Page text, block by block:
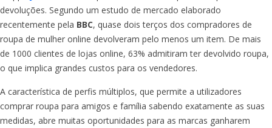
devoluções. Segundo um estudo de mercado elaborado
recentemente pela BBC, quase dois terços dos compradores de
roupa de mulher online devolveram pelo menos um item. De mais
de 1000 clientes de lojas online, 63% admitiram ter devolvido roupa,
o que implica grandes custos para os vendedores.
A característica de perfis múltiplos, que permite a utilizadores
comprar roupa para amigos e família sabendo exatamente as suas
medidas, abre muitas oportunidades para as marcas ganharem